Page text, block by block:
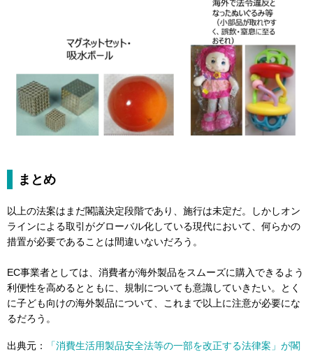
まとめ
以上の法案はまだ閣議決定段階であり、施行は未定だ。しかしオン
ラインによる取引がグローバル化している現代において、何らかの
措置が必要であることは間違いないだろう。
EC事業者としては、消費者が海外製品をスムーズに購入できるよう
利便性を高めるとともに、規制についても意識していきたい。とく
に子ども向けの海外製品について、これまで以上に注意が必要にな
るだろう。
出典元： 「消費生活用製品安全法等の一部を改正する法律案」が閣